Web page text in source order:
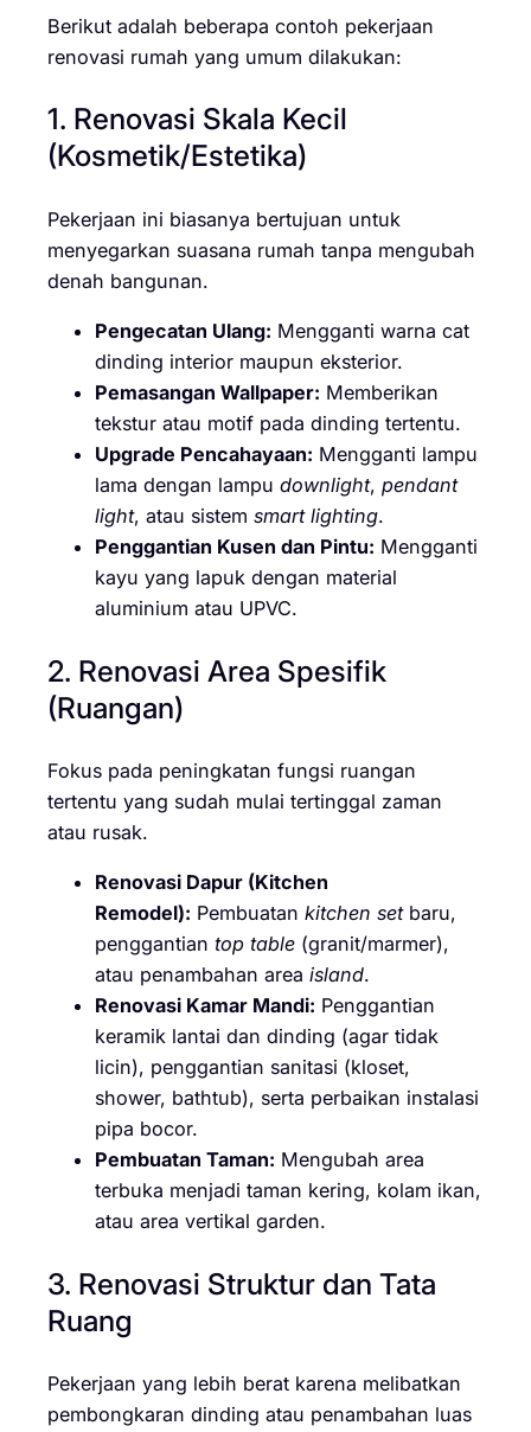
Berikut adalah beberapa contoh pekerjaan
renovasi rumah yang umum dilakukan:
1. Renovasi Skala Kecil
(Kosmetik/Estetika)
Pekerjaan ini biasanya bertujuan untuk
menyegarkan suasana rumah tanpa mengubah
denah bangunan.
Pengecatan Ulang: Mengganti warna cat
dinding interior maupun eksterior.
Pemasangan Wallpaper: Memberikan
tekstur atau motif pada dinding tertentu.
Upgrade Pencahayaan: Mengganti lampu
lama dengan lampu downlight, pendant
light, atau sistem smart lighting.
Penggantian Kusen dan Pintu: Mengganti
kayu yang lapuk dengan material
aluminium atau UPVC.
2. Renovasi Area Spesifik
(Ruangan)
Fokus pada peningkatan fungsi ruangan
tertentu yang sudah mulai tertinggal zaman
atau rusak.
Renovasi Dapur (Kitchen
Remodel): Pembuatan kitchen setbaru,
penggantian top table (granit/marmer),
atau penambahan area island.
Renovasi Kamar Mandi: Penggantian
keramik lantai dan dinding (agar tidak
licin), penggantian sanitasi (kloset,
shower, bathtub), serta perbaikan instalasi
pipa bocor.
Pembuatan Taman: Mengubah area
terbuka menjadi taman kering, kolam ikan,
atau area vertikal garden.
3. Renovasi Struktur dan Tata
Ruang
Pekerjaan yang lebih berat karena melibatkan
pembongkaran dinding atau penambahan luas